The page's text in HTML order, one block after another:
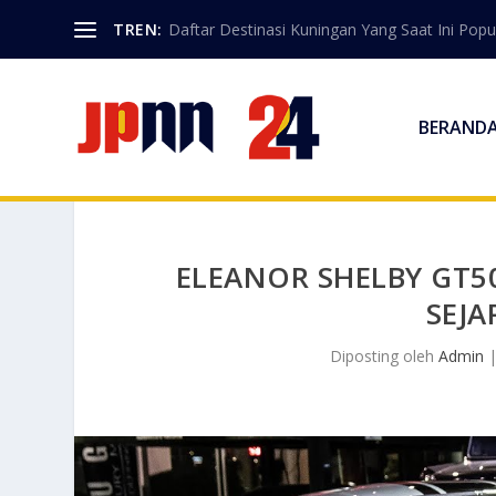
TREN: Daftar Destinasi Kuningan Yang Saat Ini
ELEANOR SHELBY
Diposting olehAdmin